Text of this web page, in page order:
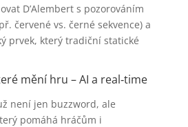
D’Alembert s pozorováním
červené vs. černé sekvence) a
prvek, který tradiční statické
mění hru – AI a real‑time
není jen buzzword, ale
pomáhá hráčům i